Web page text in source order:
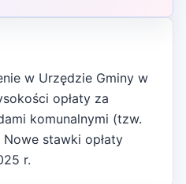
w Urzędzie Gminy w
opłaty za
komunalnymi (tzw.
stawki opłaty
r.